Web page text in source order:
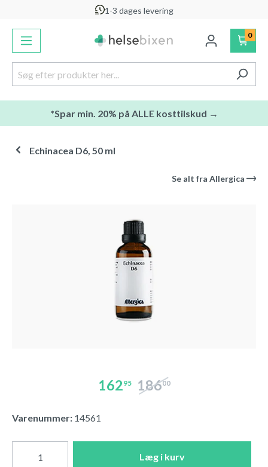
1-3 dages levering
0
*Spar min. 20% på ALLE kosttilskud →
Echinacea D6, 50 ml
Se alt fra Allergica
16295 18600
Varenummer: 14561
Læg i kurv